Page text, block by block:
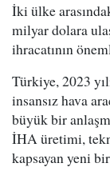
İki ülke
milyar dolara
ihracatının
Türkiye, 2023
insansız hava
büyük bir
İHA üretimi,
kapsayan yeni